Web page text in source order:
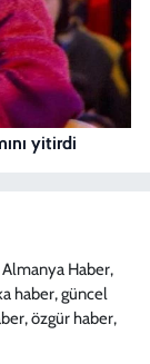
yitirdi
Haber,
haber, güncel
özgür haber,